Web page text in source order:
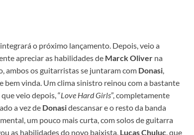
o próximo lançamento. Depois, veio a
apreciar as habilidades de Marck Oliver na
ambos os guitarristas se juntaram com Donasi
bem vinda. Um clima sinistro reinou com a bastante
veio depois, “Love Hard Girls”, completamente
a vez de Donasidescansar e o resto da banda
um pouco mais curta, com solos de guitarra
as habilidades do novo baixista, Lucas Chuluc , que